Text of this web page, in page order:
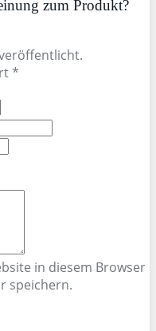
zum Produkt?
*
in diesem Browser
speichern.